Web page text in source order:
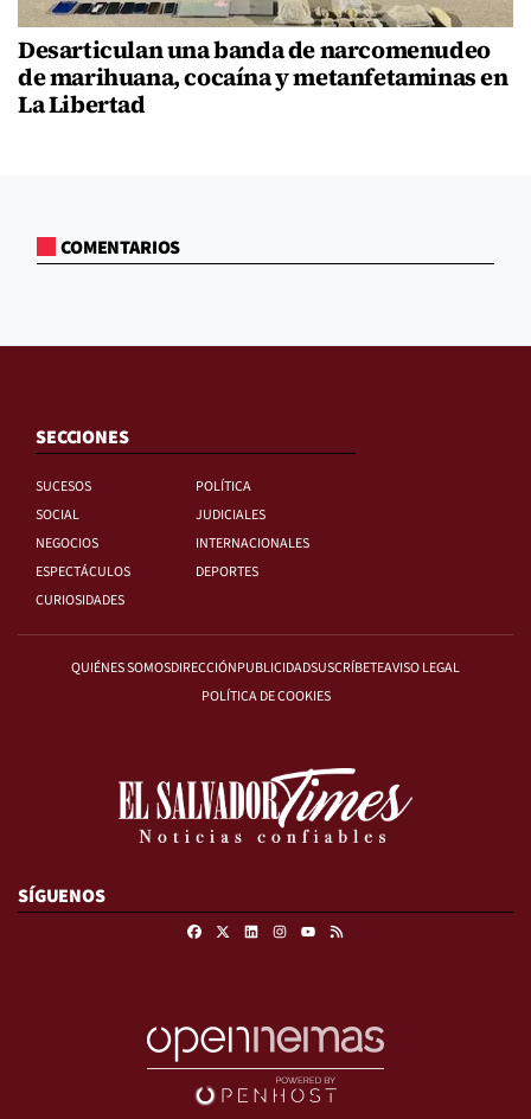
Desarticulan una banda de narcomenudeo
de marihuana, cocaína y metanfetaminas en
La Libertad
COMENTARIOS
SECCIONES
SUCESOS
POLÍTICA
SOCIAL
JUDICIALES
NEGOCIOS
INTERNACIONALES
ESPECTÁCULOS
DEPORTES
CURIOSIDADES
QUIÉNES SOMOSDIRECCIÓNPUBLICIDADSUSCRÍBETEAVISO LEGAL
POLÍTICA DE COOKIES
SÍGUENOS
FacebookLinkedinInstagram